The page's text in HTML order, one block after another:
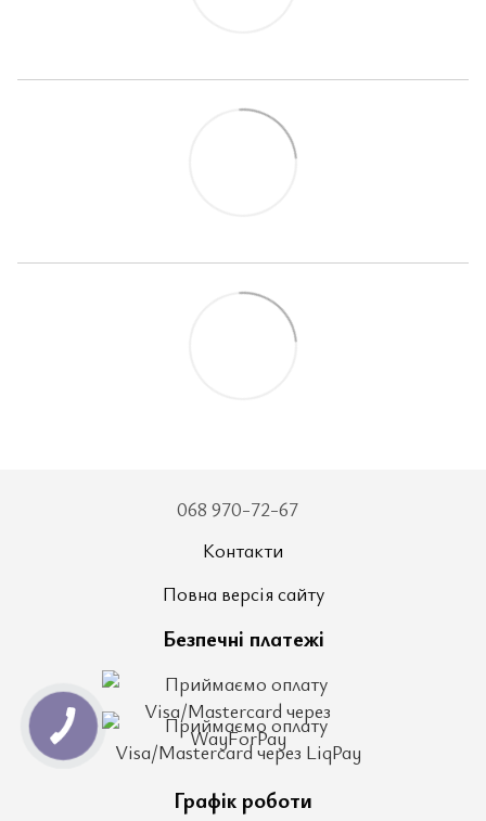
068 970-72-67
Контакти
Повна версія сайту
Безпечні платежі
Графік роботи